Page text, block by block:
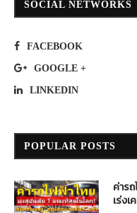
SOCIAL NETWORKS
FACEBOOK
GOOGLE +
LINKEDIN
POPULAR POSTS
ค่าร
เร่ง